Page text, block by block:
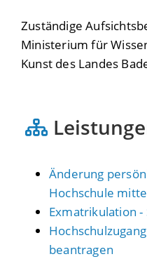
Zuständige
Ministerium für
Kunst des Landes
Änderung
Hochschule
Exmatrikulation
beantragen